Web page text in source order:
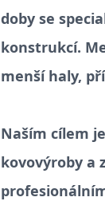
doby se
konstrukcí.
menší haly,
Naším cílem
kovovýroby a